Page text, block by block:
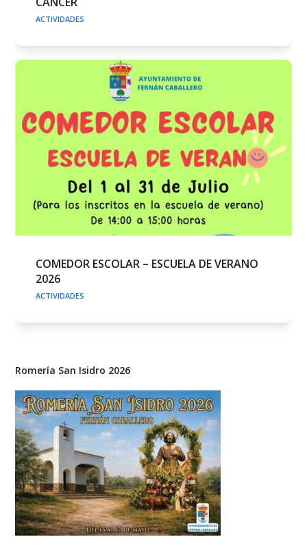
ACTIVIDADES
COMEDOR ESCOLAR – ESCUELA DE VERANO
2026
ACTIVIDADES
Romería San Isidro 2026